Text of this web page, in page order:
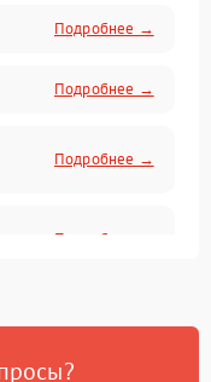
Подробнее →
Подробнее →
Подробнее →
Подробнее →